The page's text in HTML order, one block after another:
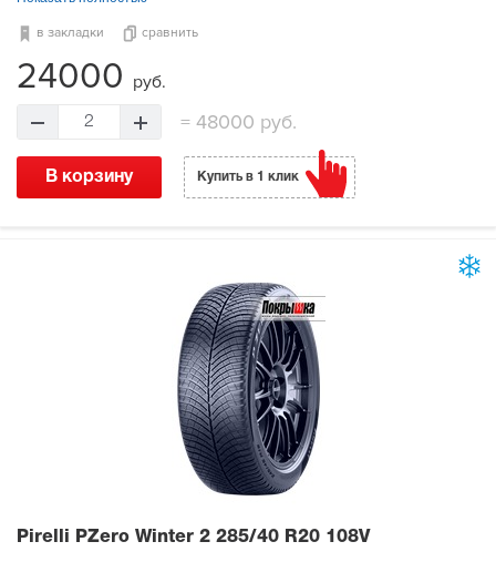
в закладки сравнить
24000 руб.
2 = 48000 руб.
В корзину Купить в 1 клик
Pirelli PZero Winter 2 285/40 R20 108V